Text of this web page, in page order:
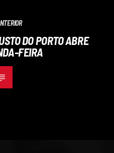
DO PORTO ABRE
FEIRA